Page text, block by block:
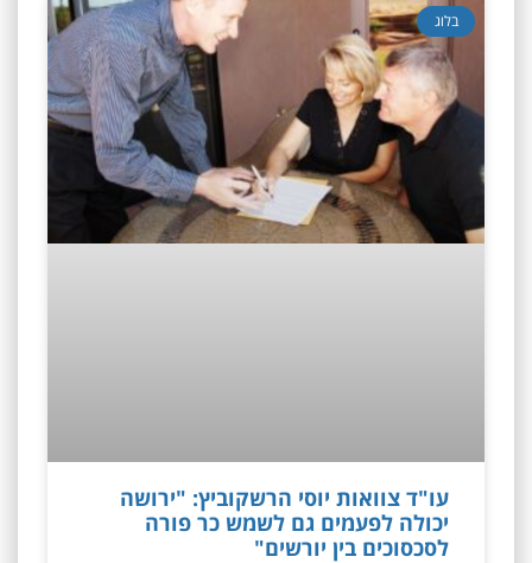
בלוג
עו"ד צוואות יוסי הרשקוביץ: "ירושה
יכולה לפעמים גם לשמש כר פורה
לסכסוכים בין יורשים"